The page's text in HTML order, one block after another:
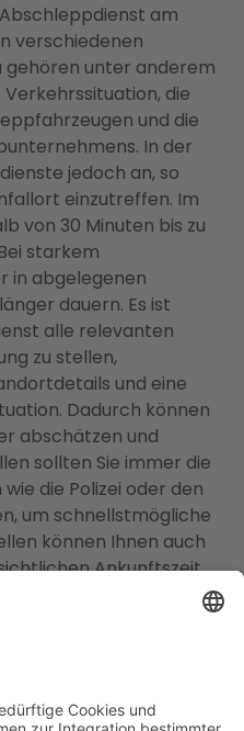
am
verschiedenen
gehören unter anderem
die
und die
In der
jedoch an, so
einzutreffen. Im
von 30 Minuten bis zu
starkem
in abgelegenen
dauern. Es ist
alle relevanten
zu stellen,
und eine
Dadurch können
abschätzen und
sollten Sie immer die
die Polizei oder den
um schnellstmögliche
können Ihnen auch
Ankunftszeit
und Hotels:
Angebot für
Unterkunft